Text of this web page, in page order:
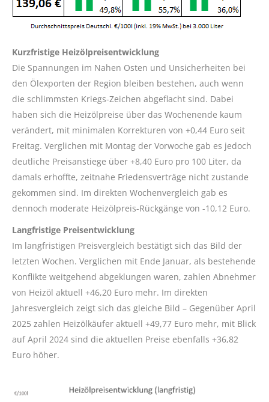
Kurzfristige Heizölpreisentwicklung
Die Spannungen im Nahen Osten und Unsicherheiten bei
den Ölexporten der Region bleiben bestehen, auch wenn
die schlimmsten Kriegs-Zeichen abgeflacht sind. Dabei
haben sich die Heizölpreise über das Wochenende kaum
verändert, mit minimalen Korrekturen von +0,44 Euro seit
Freitag. Verglichen mit Montag der Vorwoche gab es jedoch
deutliche Preisanstiege über +8,40 Euro pro 100 Liter, da
damals erhoffte, zeitnahe Friedensverträge nicht zustande
gekommen sind. Im direkten Wochenvergleich gab es
dennoch moderate Heizölpreis-Rückgänge von -10,12 Euro.
Langfristige Preisentwicklung
Im langfristigen Preisvergleich bestätigt sich das Bild der
letzten Wochen. Verglichen mit Ende Januar, als bestehende
Konflikte weitgehend abgeklungen waren, zahlen Abnehmer
von Heizöl aktuell +46,20 Euro mehr. Im direkten
Jahresvergleich zeigt sich das gleiche Bild – Gegenüber April
2025 zahlen Heizölkäufer aktuell +49,77 Euro mehr, mit Blick
auf April 2024 sind die aktuellen Preise ebenfalls +36,82
Euro höher.